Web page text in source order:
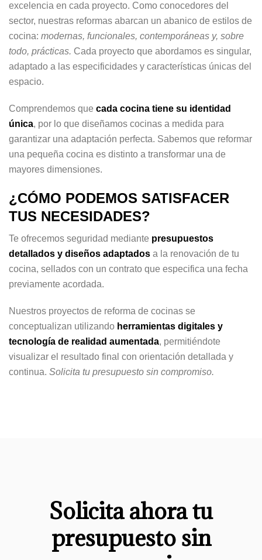
excelencia en cada proyecto. Como conocedores del
sector, nuestras reformas abarcan un abanico de estilos de
cocina: modernas, funcionales, contemporáneas y, sobre
todo, prácticas. Cada proyecto que abordamos es singular,
adaptado a las especificidades y características únicas del
espacio.
Comprendemos que cada cocina tiene su identidad
única, por lo que diseñamos cocinas a medida para
garantizar una adaptación perfecta. Sabemos que reformar
una pequeña cocina es distinto a transformar una de
mayores dimensiones.
¿CÓMO PODEMOS SATISFACER
TUS NECESIDADES?
Te ofrecemos seguridad mediante presupuestos
detallados y diseños adaptados a la renovación de tu
cocina, sellados con un contrato que especifica una fecha
previamente acordada.
Nuestros proyectos de reforma de cocinas se
conceptualizan utilizando herramientas digitales y
tecnología de realidad aumentada, permitiéndote
visualizar el resultado final con orientación detallada y
continua. Solicita tu presupuesto sin compromiso.
Solicita ahora tu
presupuesto sin